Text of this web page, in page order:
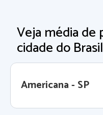
Veja média de
cidade do Brasil
Americana - SP